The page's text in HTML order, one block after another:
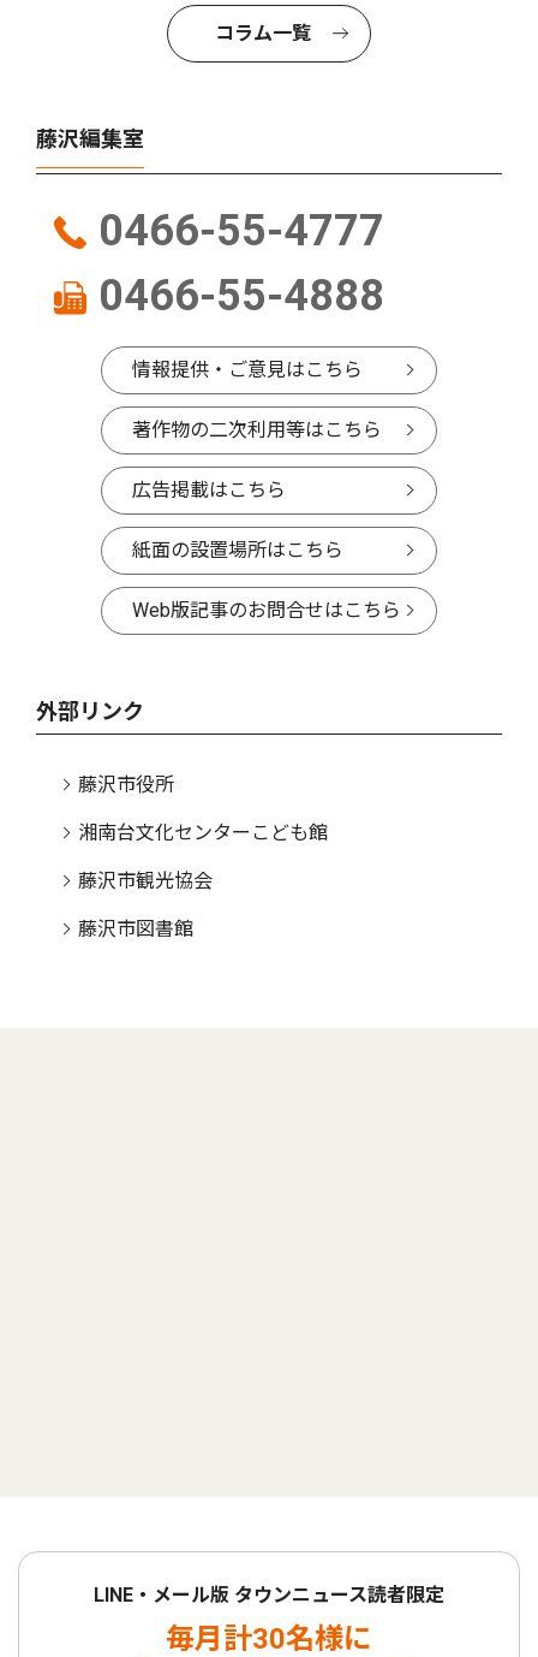
コラム一覧
藤沢編集室
0466-55-4777
0466-55-4888
情報提供・ご意見はこちら
著作物の二次利用等はこちら
広告掲載はこちら
紙面の設置場所はこちら
Web版記事のお問合せはこちら
外部リンク
藤沢市役所
湘南台文化センターこども館
藤沢市観光協会
藤沢市図書館
LINE・メール版 タウンニュース読者限定
毎月計30名様に